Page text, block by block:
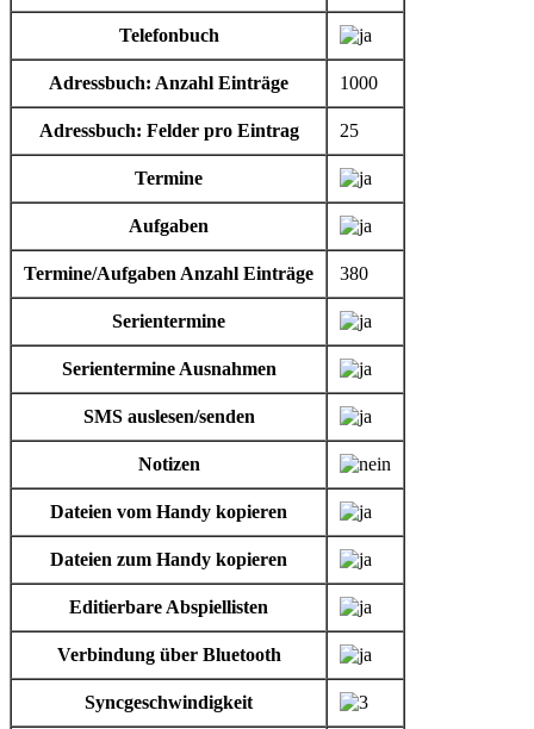
Telefonbuch
Adressbuch: Anzahl Einträge 1000
Adressbuch: Felder pro Eintrag 25
Termine
Aufgaben
Termine/Aufgaben Anzahl Einträge 380
Serientermine
Serientermine Ausnahmen
SMS auslesen/senden
Notizen
Dateien vom Handy kopieren
Dateien zum Handy kopieren
Editierbare Abspiellisten
Verbindung über Bluetooth
Syncgeschwindigkeit